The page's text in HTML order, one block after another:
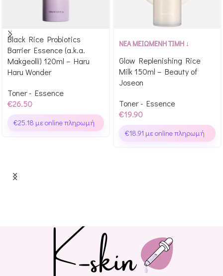
Αγόρασε & κέρδισε 265
Glow Points!
Black Rice Probiotics
Barrier Essence (a.k.a.
Makgeolli) 120ml – Haru
Haru Wonder
Toner - Essence
€26.50
€25.18 με online πληρωμή
Αγόρασε & κέρδισε 199
ΝΕΑ ΜΕΙΩΜΕΝΗ ΤΙΜΗ ↓
Glow Replenishing Rice
Milk 150ml – Beauty of
Joseon
Toner - Essence
€19.90
€18.91 με online πληρωμή